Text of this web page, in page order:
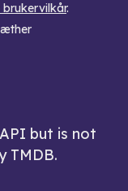
brukervilkår.
but is not
TMDB.